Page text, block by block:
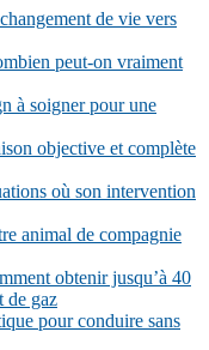
de vie vers
peut-on vraiment
à soigner pour une
objective et complète
où son intervention
animal de compagnie
obtenir jusqu’à 40
de gaz
pour conduire sans